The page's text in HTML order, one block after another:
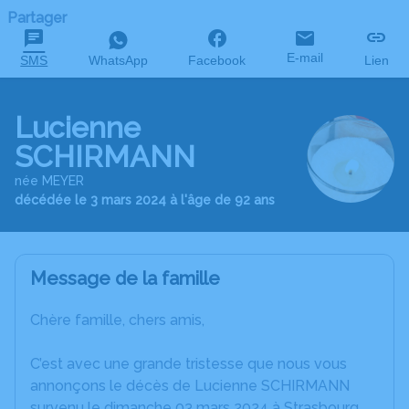
Partager
SMS WhatsApp Facebook E-mail Lien
Lucienne
SCHIRMANN
née MEYER
décédée le 3 mars 2024 à l'âge de 92 ans
Message de la famille
Chère famille, chers amis,
C’est avec une grande tristesse que nous vous
annonçons le décès de Lucienne SCHIRMANN